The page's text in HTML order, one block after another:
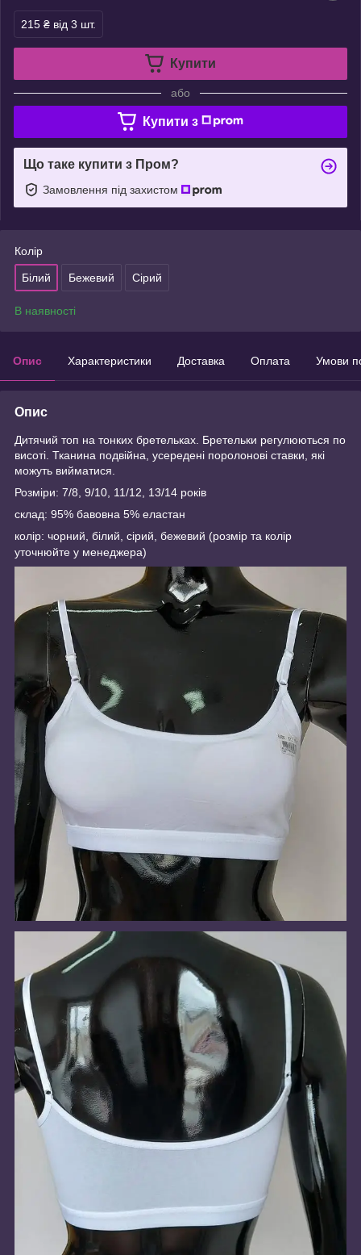
215 ₴ від 3 шт.
Купити
або
Купити з
Що таке купити з Пром?
Замовлення під захистом
Колір
Білий Бежевий Сірий
В наявності
Опис Характеристики Доставка Оплата Умови
Опис
Дитячий топ на тонких бретельках. Бретельки регулюються по
висоті. Тканина подвійна, усередені поролонові ставки, які
можуть вийматися.
Розміри: 7/8, 9/10, 11/12, 13/14 років
склад: 95% бавовна 5% еластан
колір: чорний, білий, сірий, бежевий (розмір та колір
уточнюйте у менеджера)